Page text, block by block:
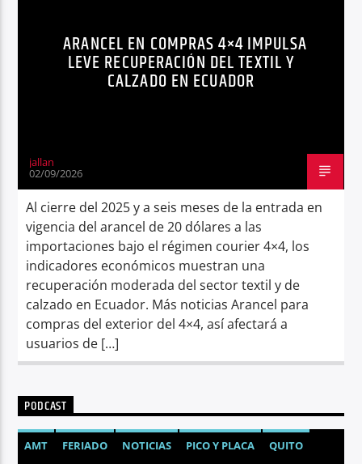
Radio holaARANCEL EN COMPRAS 4×4 IMPULSA
LEVE RECUPERACIÓN DEL TEXTIL Y
CALZADO EN ECUADOR
jallan
02/09/2026
Al cierre del 2025 y a seis meses de la entrada en
vigencia del arancel de 20 dólares a las
importaciones bajo el régimen courier 4×4, los
indicadores económicos muestran una
recuperación moderada del sector textil y de
calzado en Ecuador. Más noticias Arancel para
compras del exterior del 4×4, así afectará a
usuarios de […]
PODCAST
AMT FERIADO NOTICIAS PICO Y PLACA QUITO